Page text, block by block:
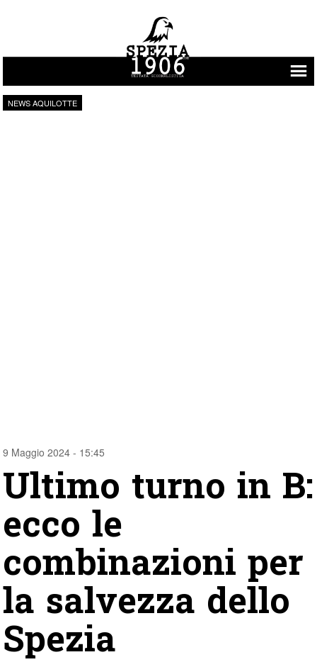
Vai al contenuto
NEWS AQUILOTTE
9 Maggio 2024 - 15:45
Ultimo turno in B:
ecco le
combinazioni per
la salvezza dello
Spezia